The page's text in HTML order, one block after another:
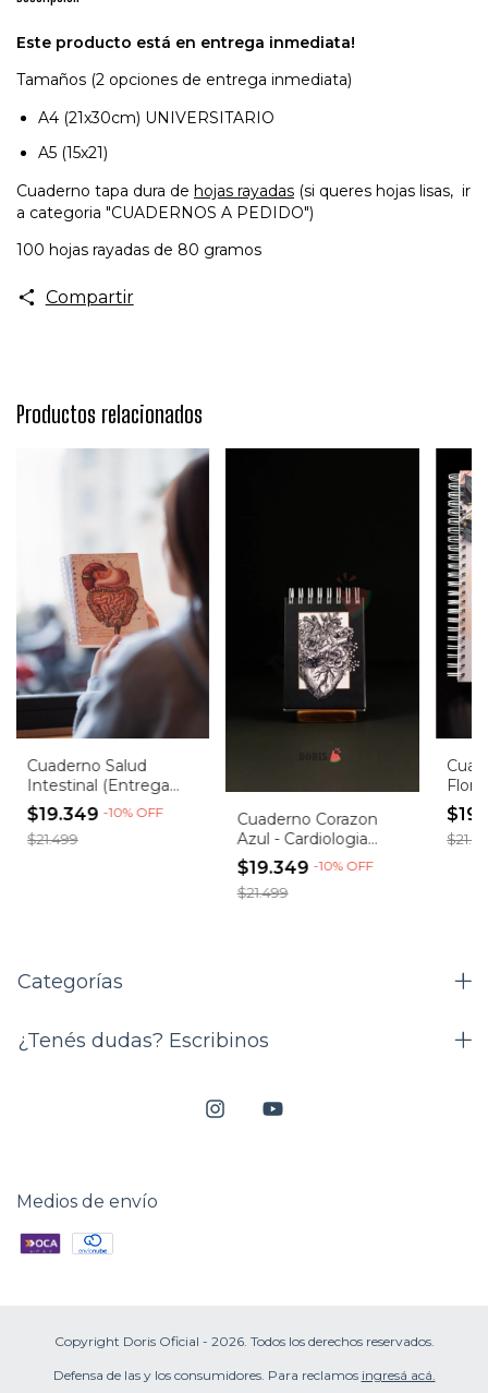
Este producto está en entrega inmediata!
Tamaños (2 opciones de entrega inmediata)
A4 (21x30cm) UNIVERSITARIO
A5 (15x21)
Cuaderno tapa dura de hojas rayadas (si queres hojas lisas, ir
a categoria "CUADERNOS A PEDIDO")
100 hojas rayadas de 80 gramos
Compartir
Productos relacionados
Cuaderno Salud
Intestinal (Entrega
inmediata)
$19.349 -10% OFF
$21.499
Cuaderno Corazon
Azul - Cardiologia
(entrega inmediata!)
$19.349 -10% OFF
$21.499
Categorías
¿Tenés dudas? Escribinos
Medios de envío
Copyright Doris Oficial - 2026. Todos los derechos reservados.
Defensa de las y los consumidores. Para reclamos ingresá acá.